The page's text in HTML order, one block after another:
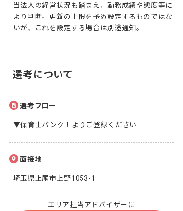
当法人の経営状況も踏まえ、勤務成績や態度等に
より判断。更新の上限を予め設定するものではな
いが、これを設定する場合は別途通知。
選考について
選考フロー
▼保育士バンク！よりご登録ください
面接地
埼玉県上尾市上野1053-1
エリア担当アドバイザーに